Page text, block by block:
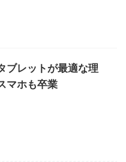
ブレットが最適な理
マホも卒業